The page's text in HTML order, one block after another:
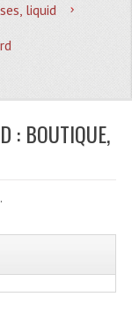
liquid
: BOUTIQUE,